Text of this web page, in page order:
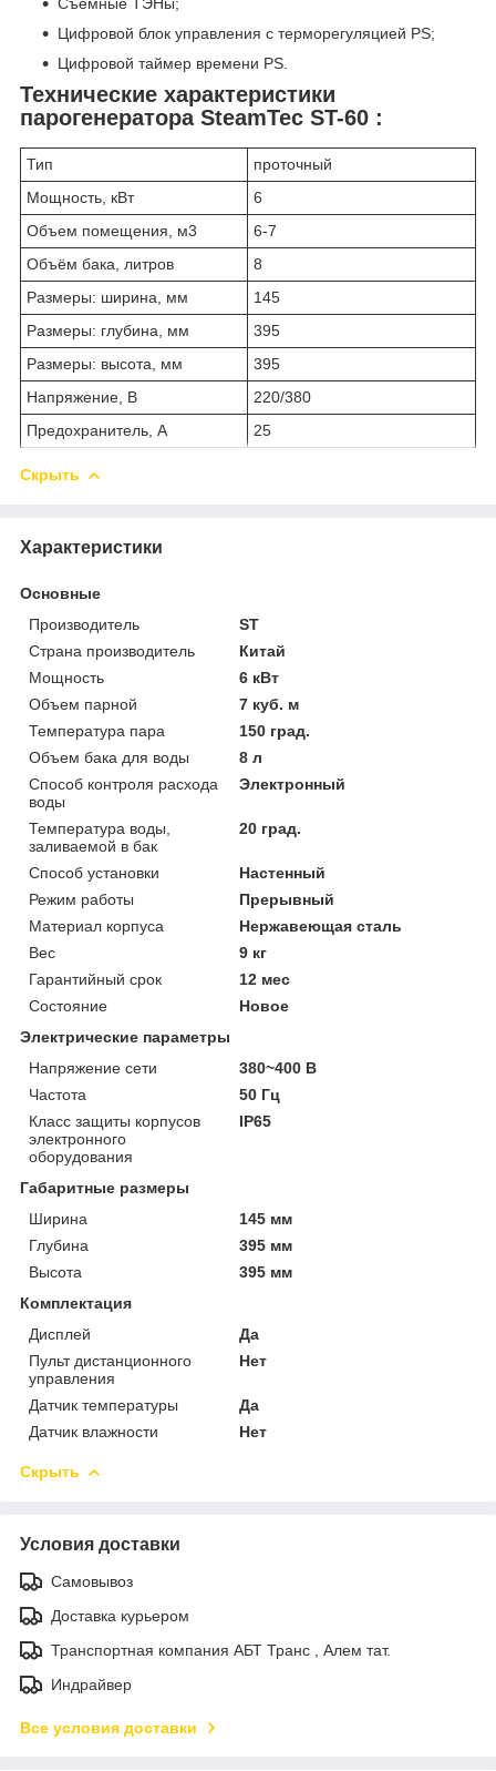
Съемные ТЭНы;
Цифровой блок управления с терморегуляцией PS;
Цифровой таймер времени PS.
Технические характеристики
парогенератора SteamTec ST-60 :
Тип
проточный
Мощность, кВт
6
Объем помещения, м3
6-7
Объём бака, литров
8
Размеры: ширина, мм
145
Размеры: глубина, мм
395
Размеры: высота, мм
395
Напряжение, В
220/380
Предохранитель, А
25
Скрыть
Характеристики
Основные
Производитель
ST
Страна производитель
Китай
Мощность
6 кВт
Объем парной
7 куб. м
Температура пара
150 град.
Объем бака для воды
8 л
Способ контроля расхода
воды
Электронный
Температура воды,
заливаемой в бак
20 град.
Способ установки
Настенный
Режим работы
Прерывный
Материал корпуса
Нержавеющая сталь
Вес
9 кг
Гарантийный срок
12 мес
Состояние
Новое
Электрические параметры
Напряжение сети
380~400 В
Частота
50 Гц
Класс защиты корпусов
электронного
оборудования
IP65
Габаритные размеры
Ширина
145 мм
Глубина
395 мм
Высота
395 мм
Комплектация
Дисплей
Да
Пульт дистанционного
управления
Нет
Датчик температуры
Да
Датчик влажности
Нет
Скрыть
Условия доставки
Самовывоз
Доставка курьером
Транспортная компания АБТ Транс , Алем тат.
Индрайвер
Все условия доставки